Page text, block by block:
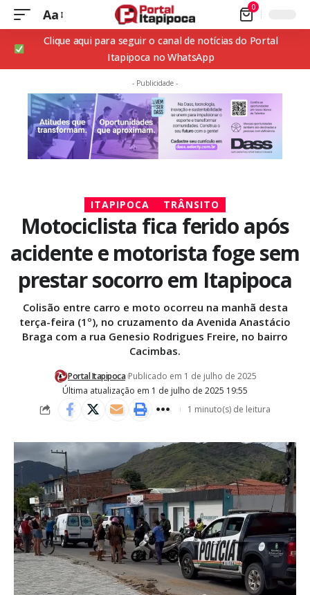
Aa 0
Clique aqui para seguir o canal de notícias do Portal
Itapipoca no WhatsApp
- Publicidade -
ITAPIPOCA TRÂNSITO
Motociclista fica ferido após
acidente e motorista foge sem
prestar socorro em Itapipoca
Colisão entre carro e moto ocorreu na manhã desta
terça-feira (1º), no cruzamento da Avenida Anastácio
Braga com a rua Genesio Rodrigues Freire, no bairro
Cacimbas.
Última atualização em 1 de julho de 2025 19:55
Portal Itapipoca Publicado em 1 de julho de 2025
1 minuto(s) de leitura